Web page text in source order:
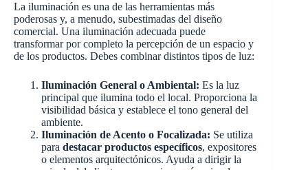
La iluminación es una de las herramientas más
poderosas y, a menudo, subestimadas del diseño
comercial. Una iluminación adecuada puede
transformar por completo la percepción de un espacio y
de los productos. Debes combinar distintos tipos de luz:
Iluminación General o Ambiental: Es la luz
principal que ilumina todo el local. Proporciona la
visibilidad básica y establece el tono general del
ambiente.
Iluminación de Acento o Focalizada: Se utiliza
para destacar productos específicos, expositores
o elementos arquitectónicos. Ayuda a dirigir la